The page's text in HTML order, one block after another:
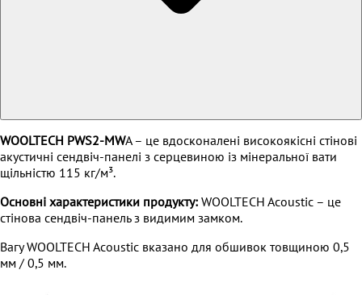
WOOLTECH PWS2-MWA – це вдосконалені високоякісні стінові
акустичні сендвіч-панелі з серцевиною із мінеральної вати
щільністю 115 кг/м³.
Основні характеристики продукту: WOOLTECH Acoustic – це
стінова сендвіч-панель з видимим замком.
Вагу WOOLTECH Acoustic вказано для обшивок товщиною 0,5
мм / 0,5 мм.